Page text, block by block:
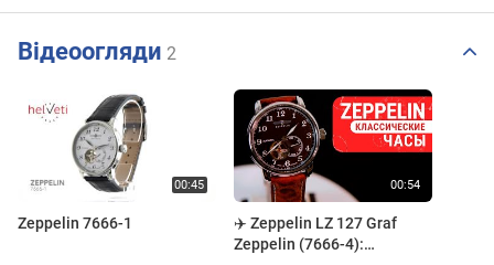
Відеоогляди 2
Zeppelin 7666-1
✈️ Zeppelin LZ 127 Graf
Zeppelin (7666-4):